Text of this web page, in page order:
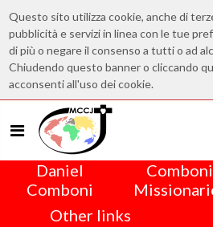
Questo sito utilizza cookie, anche di
pubblicità e servizi in linea con le tue
di più o negare il consenso a tutti o ad
Chiudendo questo banner o cliccando
acconsenti all'uso dei cookie.
Daniel
Comboni
Comboni
Other links